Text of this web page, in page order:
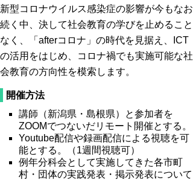
新型コロナウイルス感染症の影響が今もなお
続く中、決して社会教育の学びを止めること
なく、「afterコロナ」の時代を見据え、ICT
の活用をはじめ、コロナ禍でも実施可能な社
会教育の方向性を模索します。
開催方法
講師（新潟県・島根県）と参加者を
ZOOMでつないだリモート開催とする。
Youtube配信や録画配信による視聴を可
能とする。（1週間視聴可）
例年分科会として実施してきた各市町
村・団体の実践発表・掲示発表について